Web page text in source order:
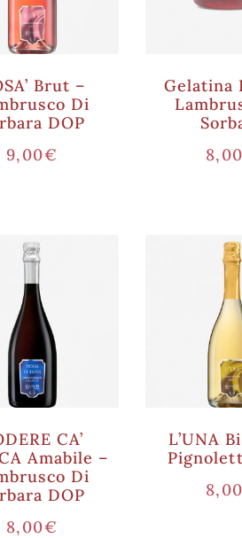
Brut –
Di
DOP
9,00€
Gelatina
8,00
CA’
Amabile –
Di
DOP
8,00€
L’UNA
8,00